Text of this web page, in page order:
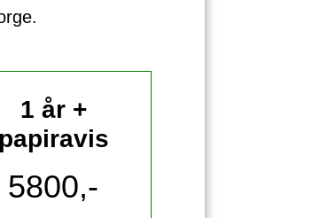
1 år +
papiravis
5800,-